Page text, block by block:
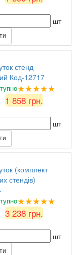
шт
стенд
Код-12717
★★★★★
1 858 грн.
шт
(комплект
стендів)
★★★★★
3 238 грн.
шт